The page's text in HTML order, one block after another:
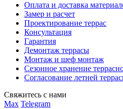
Оплата и доставка
Замер и расчет
Проектирование террас
Консультация
Гарантия
Демонтаж террасы
Монтаж и шеф монтаж
Сезонное хранение
Согласование летней
Свяжитесь с нами
Max Telegram